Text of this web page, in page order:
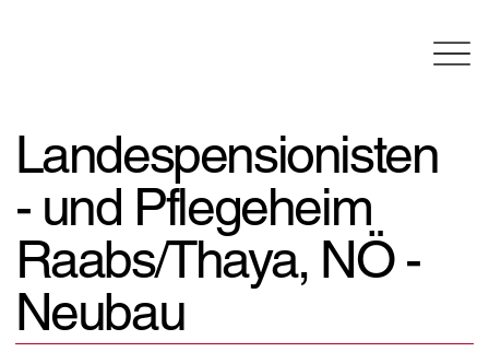
Landespensionisten
- und Pflegeheim
Raabs/Thaya, NÖ -
Neubau